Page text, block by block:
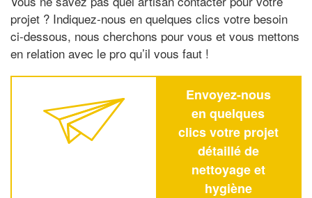
projet ? Indiquez-nous en quelques clics votre besoin
ci-dessous, nous cherchons pour vous et vous mettons
en relation avec le pro qu’il vous faut !
Envoyez-nous
en quelques
clics votre projet
détaillé de
nettoyage et
hygiène